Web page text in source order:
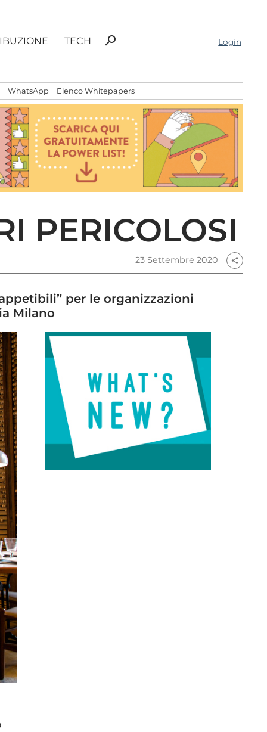
TECH
Ricerca
search Login
WhatsApp Elenco Whitepapers
PERICOLOSI
23 Settembre 2020 share
per le organizzazioni
Milano